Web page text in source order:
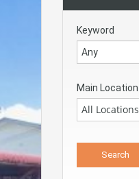
Keyword
Main Location
All Locations